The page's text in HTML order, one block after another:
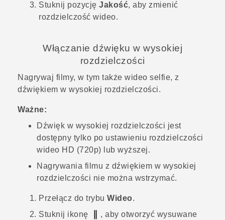
Stuknij pozycję Jakość, aby zmienić
rozdzielczość wideo.
Włączanie dźwięku w wysokiej
rozdzielczości
Nagrywaj filmy, w tym także wideo selfie, z
dźwiękiem w wysokiej rozdzielczości.
Ważne:
Dźwięk w wysokiej rozdzielczości jest
dostępny tylko po ustawieniu rozdzielczości
wideo HD (720p) lub wyższej.
Nagrywania filmu z dźwiękiem w wysokiej
rozdzielczości nie można wstrzymać.
Przełącz do trybu Wideo.
Stuknij ikonę
, aby otworzyć wysuwane